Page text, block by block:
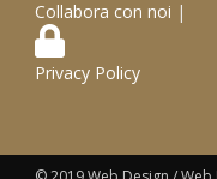
Collabora con noi |
Privacy Policy